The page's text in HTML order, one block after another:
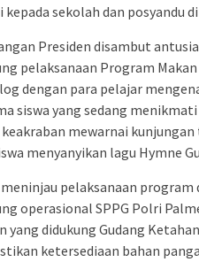
kepada sekolah dan posyandu
Presiden disambut
pelaksanaan Program
dengan para pelajar
siswa yang sedang
mewarnai
menyanyikan lagu Hymne
pelaksanaan
operasional SPPG Polri
yang didukung Gudang
ketersediaan bahan